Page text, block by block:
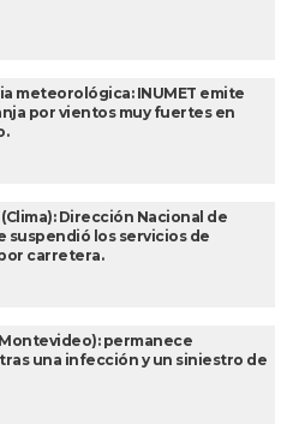
meteorológica: INUMET emite
por vientos muy fuertes en
Dirección Nacional de
suspendió los servicios de
carretera.
permanece
una infección y un siniestro de